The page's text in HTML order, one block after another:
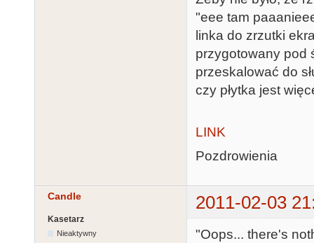
"eee tam
linka do zrzutki
przygotowany pod
przeskalować do
czy płytka jest
LINK
Pozdrowienia
Candle 2011-02-03
Kasetarz
Nieaktywny
"Oops... there's